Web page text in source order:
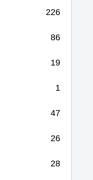
226
86
19
1
47
26
28